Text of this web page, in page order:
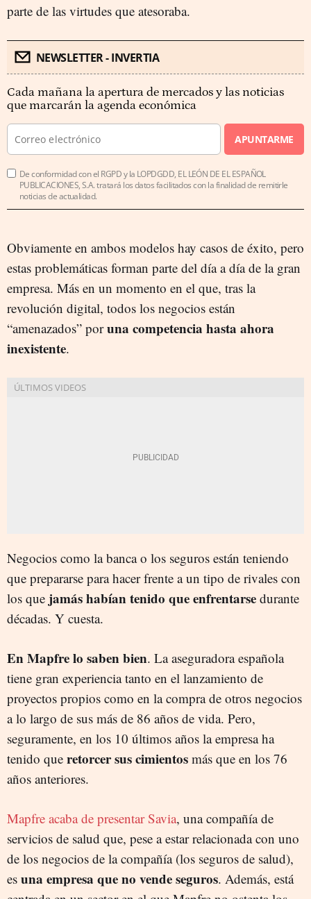
parte de las virtudes que atesoraba.
NEWSLETTER - INVERTIA
Cada mañana la apertura de mercados y las noticias
que marcarán la agenda económica
APUNTARME
De conformidad con el RGPD y la LOPDGDD, EL LEÓN DE EL ESPAÑOL
PUBLICACIONES, S.A. tratará los datos facilitados con la finalidad de remitirle
noticias de actualidad.
Obviamente en ambos modelos hay casos de éxito, pero
estas problemáticas forman parte del día a día de la gran
empresa. Más en un momento en el que, tras la
revolución digital, todos los negocios están
“amenazados” poruna competencia hasta ahora
inexistente.
Negocios como la banca o los seguros están teniendo
que prepararse para hacer frente a un tipo de rivales con
los que jamás habían tenido que enfrentarse durante
décadas. Y cuesta.
En Mapfre lo saben bien. La aseguradora española
tiene gran experiencia tanto en el lanzamiento de
proyectos propios como en la compra de otros negocios
a lo largo de sus más de 86 años de vida. Pero,
seguramente, en los 10 últimos años la empresa ha
tenido que retorcer sus cimientos más que en los 76
años anteriores.
Mapfre acaba de presentar Savia, una compañía de
servicios de salud que, pese a estar relacionada con uno
de los negocios de la compañía (los seguros de salud),
es una empresa que no vende seguros. Además, está